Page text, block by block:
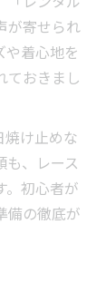
が寄せられ
や着心地を
ておきまし
焼け止めな
も、レース
。初心者が
備の徹底が